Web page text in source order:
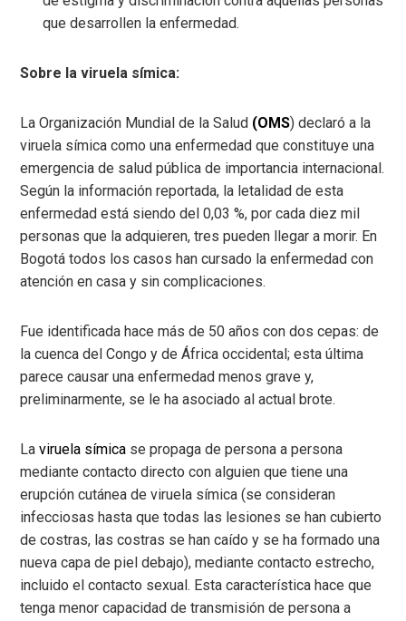
que desarrollen la enfermedad.
Sobre la viruela símica:
La Organización Mundial de la Salud (OMS) declaró a la
viruela símica como una enfermedad que constituye una
emergencia de salud pública de importancia internacional.
Según la información reportada, la letalidad de esta
enfermedad está siendo del 0,03 %, por cada diez mil
personas que la adquieren, tres pueden llegar a morir. En
Bogotá todos los casos han cursado la enfermedad con
atención en casa y sin complicaciones.
Fue identificada hace más de 50 años con dos cepas: de
la cuenca del Congo y de África occidental; esta última
parece causar una enfermedad menos grave y,
preliminarmente, se le ha asociado al actual brote.
Laviruela símica se propaga de persona a persona
mediante contacto directo con alguien que tiene una
erupción cutánea de viruela símica (se consideran
infecciosas hasta que todas las lesiones se han cubierto
de costras, las costras se han caído y se ha formado una
nueva capa de piel debajo), mediante contacto estrecho,
incluido el contacto sexual. Esta característica hace que
tenga menor capacidad de transmisión de persona a